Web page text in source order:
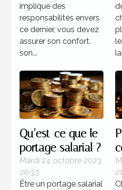
implique des
responsabilités envers
ce dernier, vous devez
assurer son confort,
son...
Qu’est-ce que le
portage salarial ?
Mardi 24 octobre 2023
20:33
Être un portage salarial